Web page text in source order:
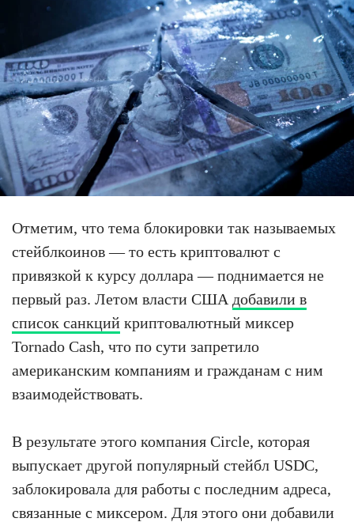
Отметим, что тема блокировки так называемых
стейблкоинов — то есть криптовалют с
привязкой к курсу доллара — поднимается не
первый раз. Летом власти США добавили в
список санкций криптовалютный миксер
Tornado Cash, что по сути запретило
американским компаниям и гражданам с ним
взаимодействовать.
В результате этого компания Circle, которая
выпускает другой популярный стейбл USDC,
заблокировала для работы с последним адреса,
связанные с миксером. Для этого они добавили